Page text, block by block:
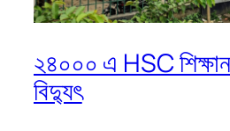
২৪০০০ এ HSC
বিদ্যুৎ